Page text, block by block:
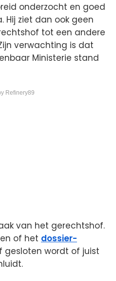
onderzocht en goed
Hij ziet dan ook geen
tot een andere
verwachting is dat
Ministerie stand
Refinery89
van het gerechtshof.
of het dossier-
gesloten wordt of juist